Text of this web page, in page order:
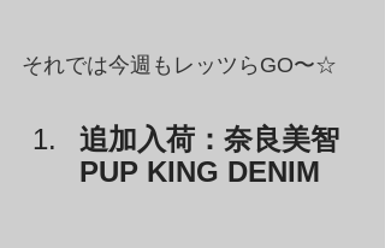
それでは今週もレッツらGO〜☆
追加入荷：奈良美智
PUP KING DENIM